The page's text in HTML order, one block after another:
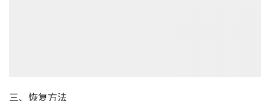
三、恢复方法